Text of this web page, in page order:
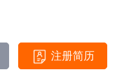
注册简历